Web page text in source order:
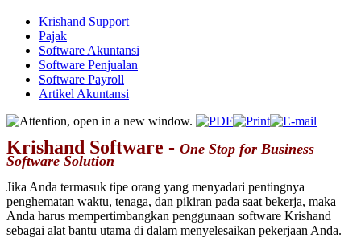
Krishand Support
Pajak
Software Akuntansi
Software Penjualan
Software Payroll
Artikel Akuntansi
Krishand Software - One Stop for Business
Software Solution
Jika Anda termasuk tipe orang yang menyadari pentingnya
penghematan waktu, tenaga, dan pikiran pada saat bekerja, maka
Anda harus mempertimbangkan penggunaan software Krishand
sebagai alat bantu utama di dalam menyelesaikan pekerjaan Anda.